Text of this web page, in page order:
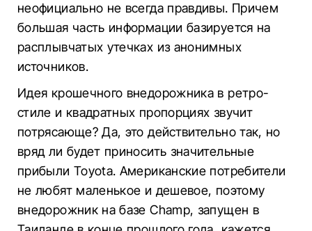
неофициально не всегда правдивы. Причем
большая часть информации базируется на
расплывчатых утечках из анонимных
источников.
Идея крошечного внедорожника в ретро-
стиле и квадратных пропорциях звучит
потрясающе? Да, это действительно так, но
вряд ли будет приносить значительные
прибыли Toyota. Американские потребители
не любят маленькое и дешевое, поэтому
внедорожник на базе Champ, запущен в